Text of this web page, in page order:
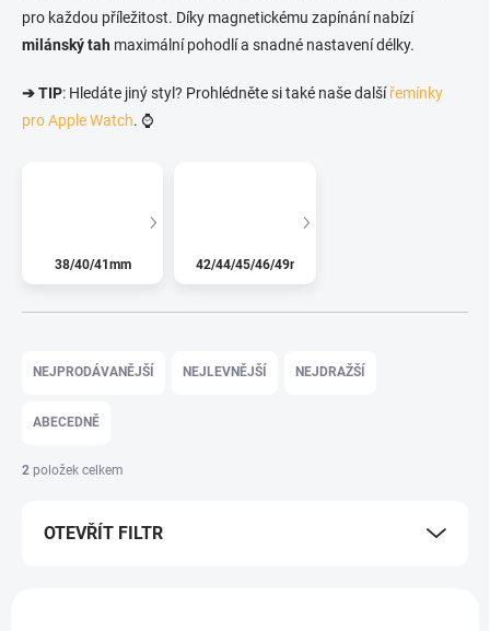
pro každou příležitost. Díky magnetickému zapínání nabízí
milánský tah maximální pohodlí a snadné nastavení délky.
➔ TIP: Hledáte jiný styl? Prohlédněte si také naše dalšířemínky
pro Apple Watch. ⌚
38/40/41mm 42/44/45/46/49mm
NEJPRODÁVANĚJŠÍ NEJLEVNĚJŠÍ NEJDRAŽŠÍ
ABECEDNĚ
2 položek celkem
OTEVŘÍT FILTR